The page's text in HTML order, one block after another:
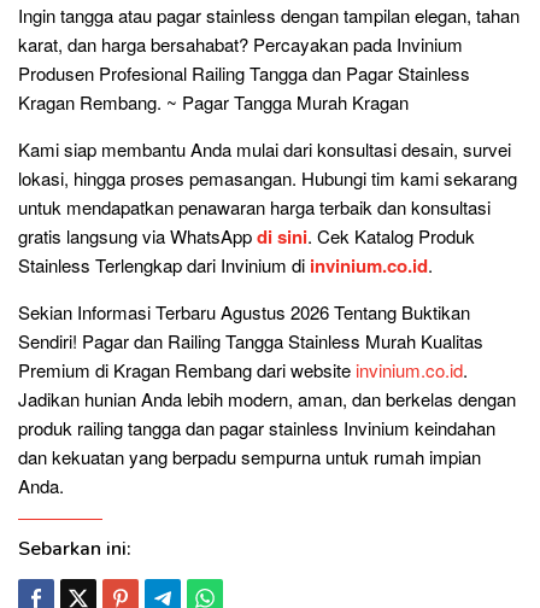
Ingin tangga atau pagar stainless dengan tampilan elegan, tahan
karat, dan harga bersahabat? Percayakan pada Invinium
Produsen Profesional Railing Tangga dan Pagar Stainless
Kragan Rembang. ~ Pagar Tangga Murah Kragan
Kami siap membantu Anda mulai dari konsultasi desain, survei
lokasi, hingga proses pemasangan. Hubungi tim kami sekarang
untuk mendapatkan penawaran harga terbaik dan konsultasi
gratis langsung via WhatsAppdi sini. Cek Katalog Produk
Stainless Terlengkap dari Invinium di invinium.co.id.
Sekian Informasi Terbaru Agustus 2026 Tentang Buktikan
Sendiri! Pagar dan Railing Tangga Stainless Murah Kualitas
Premium di Kragan Rembang dari websiteinvinium.co.id.
Jadikan hunian Anda lebih modern, aman, dan berkelas dengan
produk railing tangga dan pagar stainless Invinium keindahan
dan kekuatan yang berpadu sempurna untuk rumah impian
Anda.
Sebarkan ini: